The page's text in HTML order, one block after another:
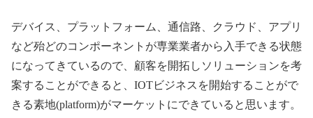
デバイス、プラットフォーム、通信路、クラウド、アプリ
など殆どのコンポーネントが専業業者から入手できる状態
になってきているので、顧客を開拓しソリューションを考
案することができると、IOTビジネスを開始することがで
きる素地(platform)がマーケットにできていると思います。